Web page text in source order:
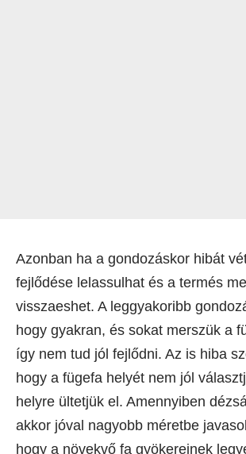
Azonban ha a gondozáskor hibát
fejlődése lelassulhat és a termés
visszaeshet. A leggyakoribb
hogy gyakran, és sokat merszük a
így nem tud jól fejlődni. Az is hiba
hogy a fügefa helyét nem jól
helyre ültetjük el. Amennyiben
akkor jóval nagyobb méretbe
hogy a növekvő fa gyökereinek